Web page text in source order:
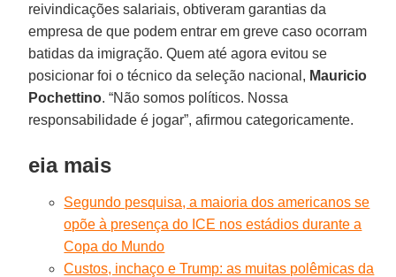
reivindicações salariais, obtiveram garantias da
empresa de que podem entrar em greve caso ocorram
batidas da imigração. Quem até agora evitou se
posicionar foi o técnico da seleção nacional, Mauricio
Pochettino. “Não somos políticos. Nossa
responsabilidade é jogar”, afirmou categoricamente.
eia mais
Segundo pesquisa, a maioria dos americanos se
opõe à presença do ICE nos estádios durante a
Copa do Mundo
Custos, inchaço e Trump: as muitas polêmicas da